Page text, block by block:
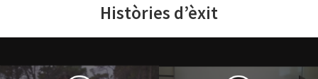
Històries d’èxit